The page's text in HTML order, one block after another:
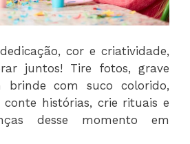
cor e criatividade,
juntos! Tire fotos, grave
brinde com suco colorido,
conte histórias, crie rituais e
desse momento em